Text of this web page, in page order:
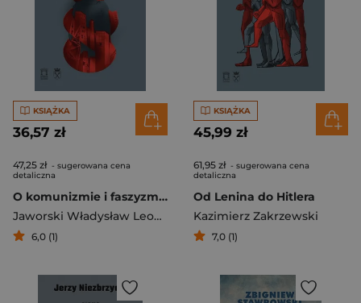
KSIĄŻKA
36,57 zł
47,25 zł - sugerowana cena
detaliczna
O komunizmie i faszyzmie
Jaworski Władysław Leopold
6,0 (1)
KSIĄŻKA
45,99 zł
61,95 zł - sugerowana cena
detaliczna
Od Lenina do Hitlera
Kazimierz Zakrzewski
7,0 (1)